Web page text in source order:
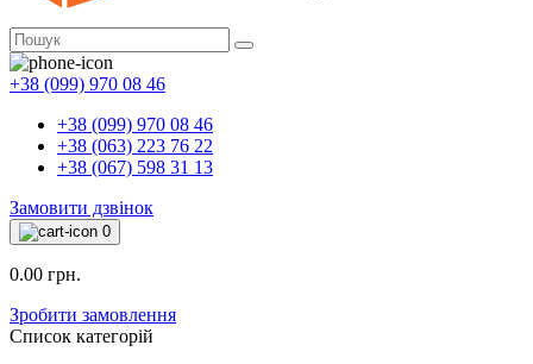
+38 (099) 970 08 46
+38 (099) 970 08 46
+38 (063) 223 76 22
+38 (067) 598 31 13
Замовити дзвінок
0
0.00 грн.
Зробити замовлення
Список категорій